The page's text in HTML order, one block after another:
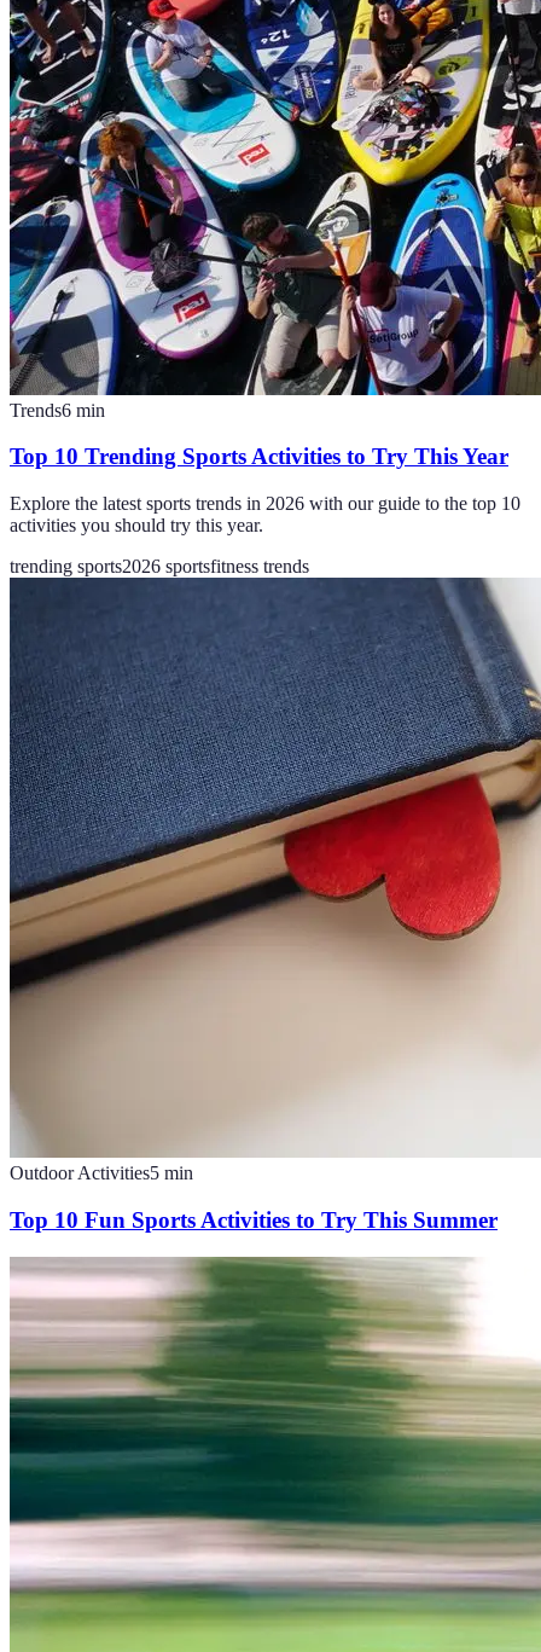
Trends6 min
Top 10 Trending Sports Activities to Try This Year
Explore the latest sports trends in 2026 with our guide to the top 10
activities you should try this year.
trending sports2026 sportsfitness trends
Outdoor Activities5 min
Top 10 Fun Sports Activities to Try This Summer